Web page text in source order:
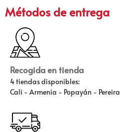
Métodos de entrega
Recogida en tienda
4 tiendas disponibles:
Cali - Armenia - Popayán - Pereira